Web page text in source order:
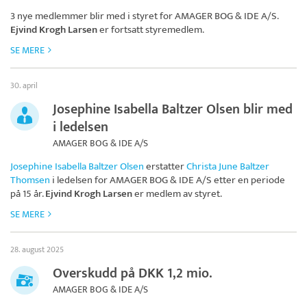
3 nye medlemmer blir med i styret forAMAGER BOG & IDE A/S.
Ejvind Krogh Larsener fortsatt styremedlem.
SE MERE
30. april
Josephine Isabella Baltzer Olsen blir med
i ledelsen
AMAGER BOG & IDE A/S
Josephine Isabella Baltzer OlsenerstatterChrista June Baltzer
Thomsen i ledelsen forAMAGER BOG & IDE A/Setter en periode
på 15 år.Ejvind Krogh Larsener medlem av styret.
SE MERE
28. august 2025
Overskudd på DKK 1,2 mio.
AMAGER BOG & IDE A/S